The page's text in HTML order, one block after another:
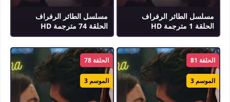
مسلسل الطائر الرفراف
الحلقة 1 مترجمة HD
مسلسل الطائر الرفراف
الحلقة 74 مترجمة HD
الحلقة 81
الموسم 3
الحلقة 78
الموسم 3